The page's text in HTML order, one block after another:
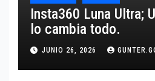
Insta360 Luna Ultra;
lo cambia todo.
JUNIO 26, 2026